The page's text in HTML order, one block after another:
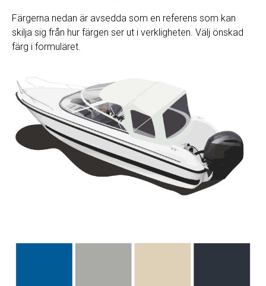
Färgerna nedan är avsedda som en referens som kan
skilja sig från hur färgen ser ut i verkligheten. Välj önskad
färg i formuläret.